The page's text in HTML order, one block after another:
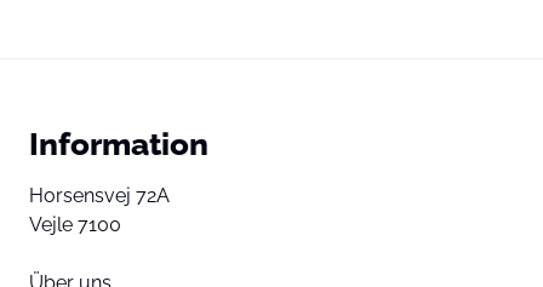
Information
Horsensvej 72A
Vejle 7100